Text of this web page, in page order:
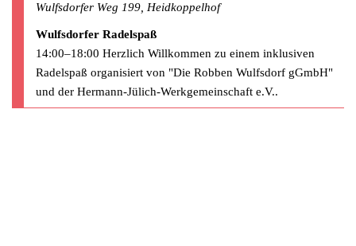
Wulfsdorfer Weg 199, Heidkoppelhof
Wulfsdorfer Radelspaß
14:00–18:00 Herzlich Willkommen zu einem inklusiven
Radelspaß organisiert von "Die Robben Wulfsdorf gGmbH"
und der Hermann-Jülich-Werkgemeinschaft e.V..